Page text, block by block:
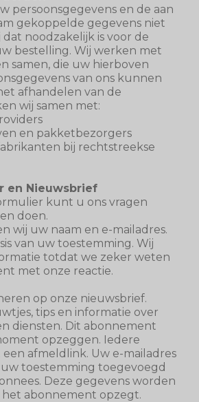
persoonsgegevens en de aan
gekoppelde gegevens niet
noodzakelijk is voor de
bestelling. Wij werken met
samen, die uw hierboven
van ons kunnen
afhandelen van de
wij samen met:
en pakketbezorgers
bij rechtstreekse
en Nieuwsbrief
kunt u ons vragen
doen.
wij uw naam en e-mailadres.
van uw toestemming. Wij
totdat we zeker weten
met onze reactie.
op onze nieuwsbrief.
tips en informatie over
diensten. Dit abonnement
opzeggen. Iedere
afmeldlink. Uw e-mailadres
toestemming toegevoegd
Deze gegevens worden
abonnement opzegt.